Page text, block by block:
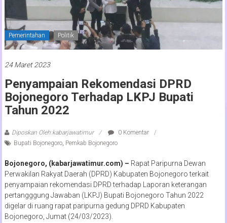
Pemerintahan Politik
24 Maret 2023
Penyampaian Rekomendasi DPRD
Bojonegoro Terhadap LKPJ Bupati
Tahun 2022
Diposkan Oleh:kabarjawatimur
0 Komentar
Bupati Bojonegoro, Pemkab Bojonegoro
Bojonegoro, (kabarjawatimur.com) – Rapat Paripurna Dewan
Perwakilan Rakyat Daerah (DPRD) Kabupaten Bojonegoro terkait
penyampaian rekomendasi DPRD terhadap Laporan keterangan
pertangggung Jawaban (LKPJ) Bupati Bojonegoro Tahun 2022
digelar di ruang rapat paripurna gedung DPRD Kabupaten
Bojonegoro, Jumat (24/03/2023).